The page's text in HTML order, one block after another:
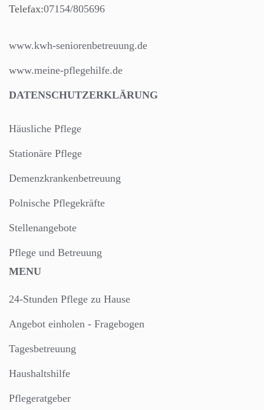
Telefax:07154/805696
www.kwh-seniorenbetreuung.de
www.meine-pflegehilfe.de
DATENSCHUTZERKLÄRUNG
Häusliche Pflege
Stationäre Pflege
Demenzkrankenbetreuung
Polnische Pflegekräfte
Stellenangebote
Pflege und Betreuung
MENU
24-Stunden Pflege zu Hause
Angebot einholen - Fragebogen
Tagesbetreuung
Haushaltshilfe
Pflegeratgeber